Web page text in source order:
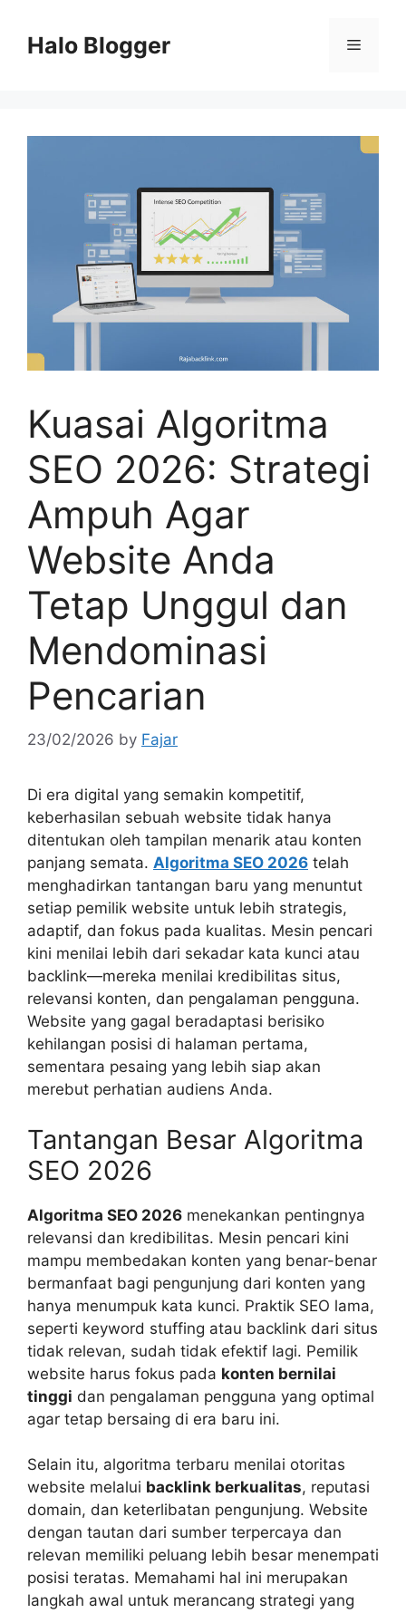
contentHalo Blogger Menu
Kuasai Algoritma
SEO 2026: Strategi
Ampuh Agar
Website Anda
Tetap Unggul dan
Mendominasi
Pencarian
23/02/2026 by Fajar
Di era digital yang semakin kompetitif,
keberhasilan sebuah website tidak hanya
ditentukan oleh tampilan menarik atau konten
panjang semata. Algoritma SEO 2026 telah
menghadirkan tantangan baru yang menuntut
setiap pemilik website untuk lebih strategis,
adaptif, dan fokus pada kualitas. Mesin pencari
kini menilai lebih dari sekadar kata kunci atau
backlink—mereka menilai kredibilitas situs,
relevansi konten, dan pengalaman pengguna.
Website yang gagal beradaptasi berisiko
kehilangan posisi di halaman pertama,
sementara pesaing yang lebih siap akan
merebut perhatian audiens Anda.
Tantangan Besar Algoritma
SEO 2026
Algoritma SEO 2026 menekankan pentingnya
relevansi dan kredibilitas. Mesin pencari kini
mampu membedakan konten yang benar-benar
bermanfaat bagi pengunjung dari konten yang
hanya menumpuk kata kunci. Praktik SEO lama,
seperti keyword stuffing atau backlink dari situs
tidak relevan, sudah tidak efektif lagi. Pemilik
website harus fokus pada konten bernilai
tinggi dan pengalaman pengguna yang optimal
agar tetap bersaing di era baru ini.
Selain itu, algoritma terbaru menilai otoritas
website melalui backlink berkualitas, reputasi
domain, dan keterlibatan pengunjung. Website
dengan tautan dari sumber terpercaya dan
relevan memiliki peluang lebih besar menempati
posisi teratas. Memahami hal ini merupakan
langkah awal untuk merancang strategi yang